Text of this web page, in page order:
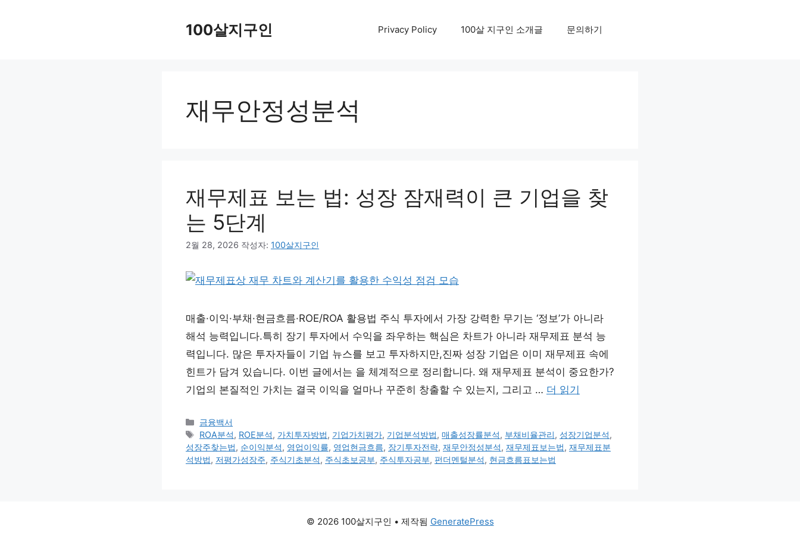
100살지구인 Privacy Policy 100살 지구인 소개글 문의하기
재무안정성분석
재무제표 보는 법: 성장 잠재력이 큰 기업을 찾
는 5단계
2월 28, 2026 작성자: 100살지구인
매출·이익·부채·현금흐름·ROE/ROA 활용법 주식 투자에서 가장 강력한 무기는 ‘정보’가 아니라
해석 능력입니다.특히 장기 투자에서 수익을 좌우하는 핵심은 차트가 아니라 재무제표 분석 능
력입니다. 많은 투자자들이 기업 뉴스를 보고 투자하지만,진짜 성장 기업은 이미 재무제표 속에
힌트가 담겨 있습니다. 이번 글에서는 을 체계적으로 정리합니다. 왜 재무제표 분석이 중요한가?
기업의 본질적인 가치는 결국 이익을 얼마나 꾸준히 창출할 수 있는지, 그리고 … 더 읽기
카
테
고
리
금융백서
태
그
ROA분석, ROE분석, 가치투자방법, 기업가치평가, 기업분석방법,매출성장률분석, 부채비율관리, 성장기업분석,
성장주찾는법, 순이익분석, 영업이익률, 영업현금흐름, 장기투자전략, 재무안정성분석, 재무제표보는법, 재무제표분
석방법, 저평가성장주, 주식기초분석, 주식초보공부, 주식투자공부, 펀더멘털분석, 현금흐름표보는법
© 2026 100살지구인 • 제작됨 GeneratePress